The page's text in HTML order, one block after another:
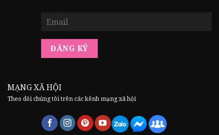
MẠNG XÃ HỘI
Theo dõi chúng tôi trên các kênh mạng xã hội